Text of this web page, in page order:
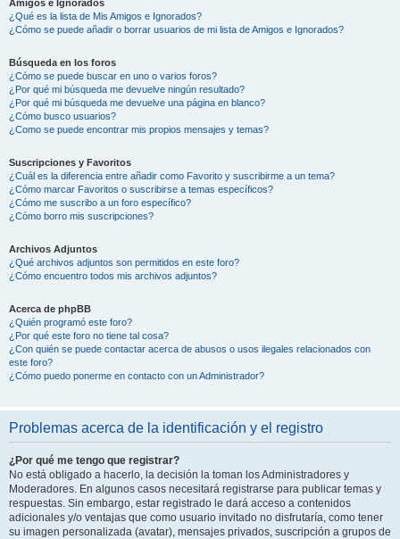
Amigos e Ignorados
¿Qué es la lista de Mis Amigos e Ignorados?
¿Cómo se puede añadir o borrar usuarios de mi lista de Amigos e Ignorados?
Búsqueda en los foros
¿Cómo se puede buscar en uno o varios foros?
¿Por qué mi búsqueda me devuelve ningún resultado?
¿Por qué mi búsqueda me devuelve una página en blanco?
¿Cómo busco usuarios?
¿Como se puede encontrar mis propios mensajes y temas?
Suscripciones y Favoritos
¿Cuál es la diferencia entre añadir como Favorito y suscribirme a un tema?
¿Cómo marcar Favoritos o suscribirse a temas específicos?
¿Cómo me suscribo a un foro específico?
¿Cómo borro mis suscripciones?
Archivos Adjuntos
¿Qué archivos adjuntos son permitidos en este foro?
¿Cómo encuentro todos mis archivos adjuntos?
Acerca de phpBB
¿Quién programó este foro?
¿Por qué este foro no tiene tal cosa?
¿Con quién se puede contactar acerca de abusos o usos ilegales relacionados con
este foro?
¿Cómo puedo ponerme en contacto con un Administrador?
Problemas acerca de la identificación y el registro
¿Por qué me tengo que registrar?
No está obligado a hacerlo, la decisión la toman los Administradores y
Moderadores. En algunos casos necesitará registrarse para publicar temas y
respuestas. Sin embargo, estar registrado le dará acceso a contenidos
adicionales y/o ventajas que como usuario invitado no disfrutaría, como tener
su imagen personalizada (avatar), mensajes privados, suscripción a grupos de